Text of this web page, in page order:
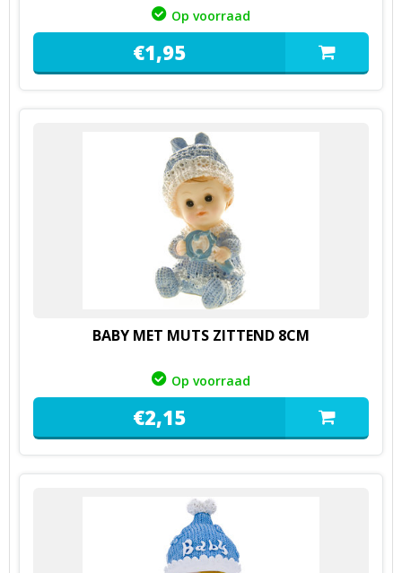
Op voorraad
€1,95
BABY MET MUTS ZITTEND 8CM
Op voorraad
€2,15